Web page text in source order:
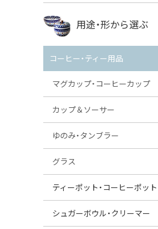
ミレナ
ボレス
用途・形から選ぶ
コーヒー・ティー用品
マグカップ・コーヒーカップ
カップ＆ソーサー
ゆのみ・タンブラー
グラス
ティーポット・コーヒーポット
ティーポット
シュガーボウル・クリーマー